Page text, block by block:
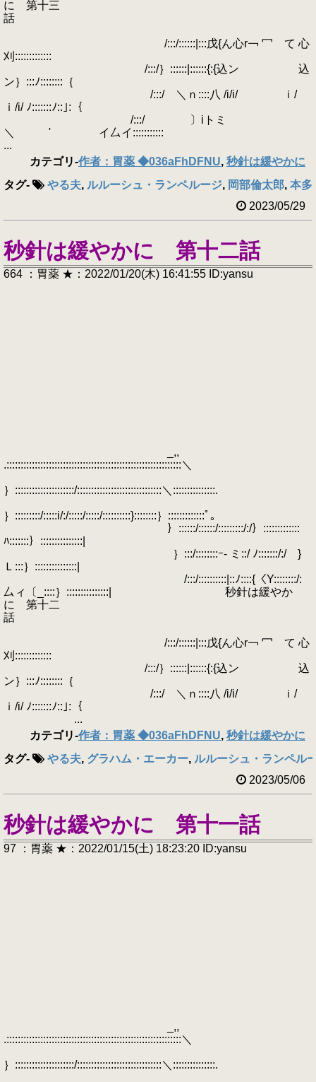
に 第十三
話
/:::/::::::|:::戊{ん心r￢ 冖 て 心
刈:::::::::::::
/:::/｝::::::|::::::{:{込ン 込
ン｝:::ﾉ::::::::｛
/:::/ ＼ｎ::::八 /i/i/ ｉ/
ｉ/i/ ﾉ:::::::ﾉ::｣:｛
/:::/ 〕iトミ
＼ ' イ厶イ:::::::::::
...
カテゴリ-作者：胃薬 ◆036aFhDFNU, 秒針は緩やかに
タグ- やる夫, ルルーシュ・ランペルージ, 岡部倫太郎, 本多
2023/05/29
秒針は緩やかに 第十二話
664 ：胃薬 ★：2022/01/20(木) 16:41:55 ID:yansu
_,,
.::::::::::::::::::::::::::::::::::::::::::::::::::::::::::::::＼
｝:::::::::::::::::::::/::::::::::::::::::::::::::::::＼:::::::::::::::.
｝:::::::::/:::::i/:/:::::/:::::/::::::::::}::::::::｝:::::::::::::ﾟ｡
｝::::::/::::::/:::::::::/:/｝:::::::::::::
ﾊ:::::::｝:::::::::::::::|
｝:::/::::::::ｰ- ミ::/ ﾉ:::::::/:/ }
Ｌ:::｝:::::::::::::::|
/:::/::::::::::|::ﾉ::::{〈Y::::::::/:
厶ィ〔_::::｝:::::::::::::::| 秒針は緩やか
に 第十二
話
/:::/::::::|:::戊{ん心r￢ 冖 て 心
刈:::::::::::::
/:::/｝::::::|::::::{:{込ン 込
ン｝:::ﾉ::::::::｛
/:::/ ＼ｎ::::八 /i/i/ ｉ/
ｉ/i/ ﾉ:::::::ﾉ::｣:｛
...
カテゴリ-作者：胃薬 ◆036aFhDFNU, 秒針は緩やかに
タグ- やる夫, グラハム・エーカー, ルルーシュ・ランペル
2023/05/06
秒針は緩やかに 第十一話
97 ：胃薬 ★：2022/01/15(土) 18:23:20 ID:yansu
_,,
.::::::::::::::::::::::::::::::::::::::::::::::::::::::::::::::＼
｝:::::::::::::::::::::/::::::::::::::::::::::::::::::＼:::::::::::::::.